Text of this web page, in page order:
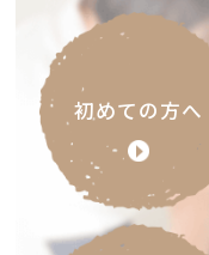
初めての方へ